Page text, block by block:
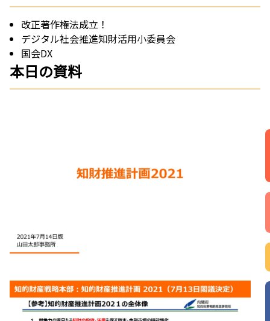
改正著作権法成立！
デジタル社会推進知財活用小委員会
国会DX
本日の資料